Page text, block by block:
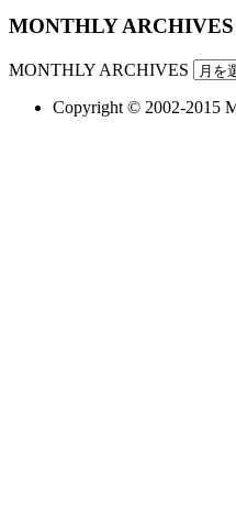
MONTHLY ARCHIVES
MONTHLY ARCHIVES
Copyright © 2002-2015